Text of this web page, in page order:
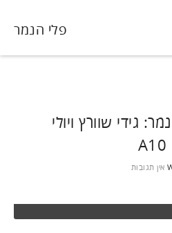
פלי הנמר
גידי שוורץ ויולי
אין תגובות